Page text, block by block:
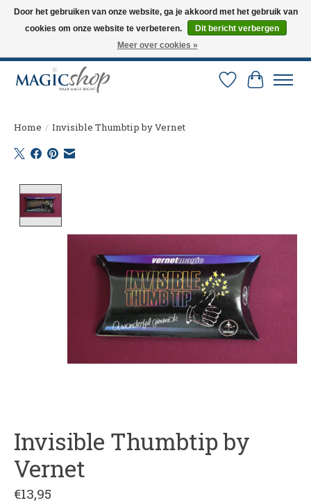
Altijd de nieuwste trucs op voorraad. Snelle verzending via PostNL en DHL.
Langskomen in onze winkel? Bel of mail om een afspraak te maken. 0251-
Verlanglijst
Home / Invisible Thumbtip by Vernet
Invisible Thumbtip by
Vernet
€13,95
Door het gebruiken van onze website, ga je akkoord met het gebruik van
cookies om onze website te verbeteren.
Dit bericht verbergen
Meer over cookies »